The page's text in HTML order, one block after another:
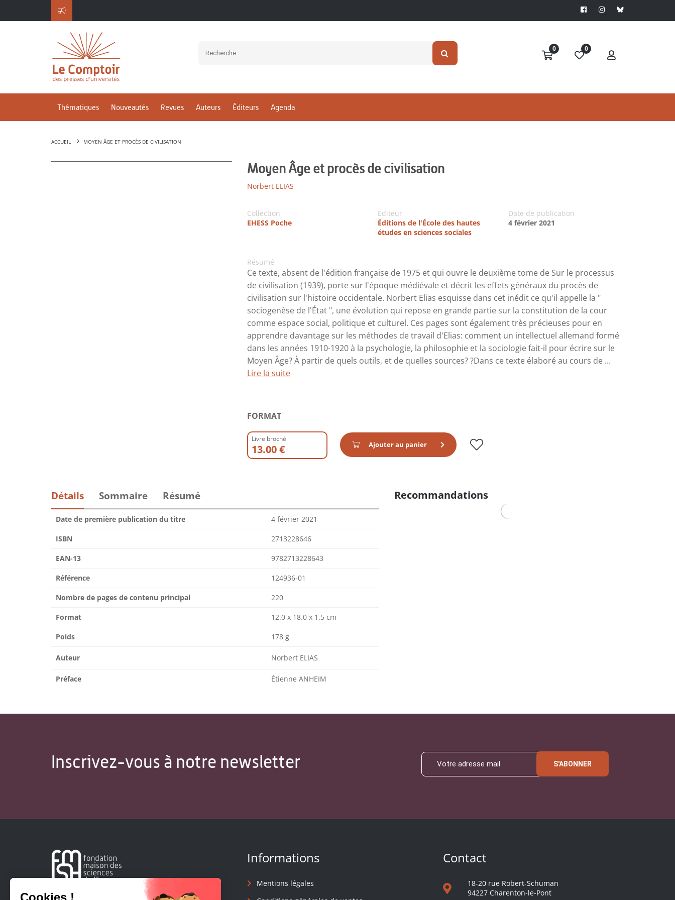
0 0
Thématiques Nouveautés Revues Auteurs Éditeurs Agenda
ACCUEIL MOYEN ÂGE ET PROCÈS DE CIVILISATION
Moyen Âge et procès de civilisation
Norbert ELIAS
Collection
EHESS Poche
Editeur
Éditions de l'École des hautes
études en sciences sociales
Date de publication
4 février 2021
Résumé
Ce texte, absent de l'édition française de 1975 et qui ouvre le deuxième tome de Sur le processus
de civilisation (1939), porte sur l'époque médiévale et décrit les effets généraux du procès de
civilisation sur l'histoire occidentale. Norbert Elias esquisse dans cet inédit ce qu'il appelle la "
sociogenèse de l'État ", une évolution qui repose en grande partie sur la constitution de la cour
comme espace social, politique et culturel. Ces pages sont également très précieuses pour en
apprendre davantage sur les méthodes de travail d'Elias: comment un intellectuel allemand formé
dans les années 1910-1920 à la psychologie, la philosophie et la sociologie fait-il pour écrire sur le
Moyen Âge? À partir de quels outils, et de quelles sources? ?Dans ce texte élaboré au cours de ...
Lire la suite
FORMAT
Livre broché
13.00 € Ajouter au panier
Détails Sommaire Résumé
Date de première publication du titre 4 février 2021
ISBN 2713228646
EAN-13 9782713228643
Référence 124936-01
Nombre de pages de contenu principal 220
Format 12.0 x 18.0 x 1.5 cm
Poids 178 g
Auteur Norbert ELIAS
Préface Étienne ANHEIM
Recommandations
Inscrivez-vous à notre newsletter S'ABONNER
Informations
Mentions légales
Contact
18-20 rue Robert-Schuman
94227 Charenton-le-Pont